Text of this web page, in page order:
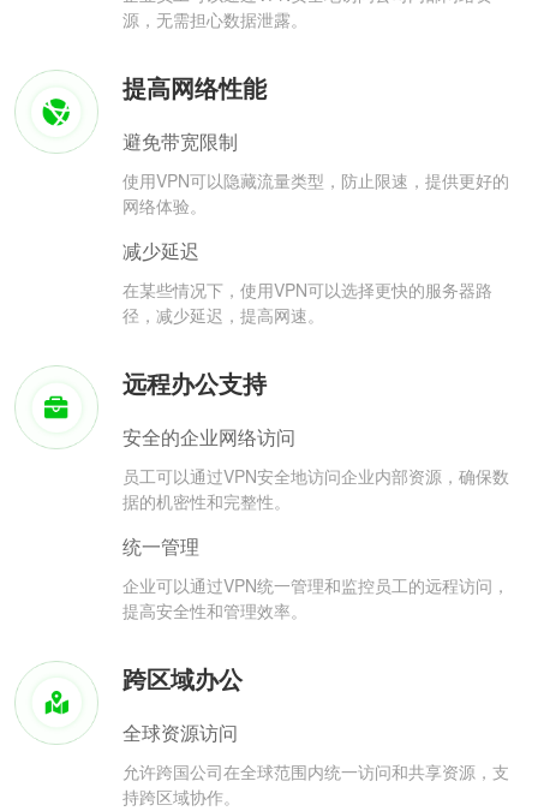
源，无需担心数据泄露。
提高网络性能
避免带宽限制
使用VPN可以隐藏流量类型，防止限速，提供更好的
网络体验。
减少延迟
在某些情况下，使用VPN可以选择更快的服务器路
径，减少延迟，提高网速。
远程办公支持
安全的企业网络访问
员工可以通过VPN安全地访问企业内部资源，确保数
据的机密性和完整性。
统一管理
企业可以通过VPN统一管理和监控员工的远程访问，
提高安全性和管理效率。
跨区域办公
全球资源访问
允许跨国公司在全球范围内统一访问和共享资源，支
持跨区域协作。